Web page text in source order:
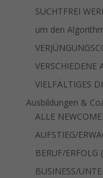
Produkt
SUCHTFREI
um den
VERSCHIEDENE
VIELFÄLTIGES
Ausbildungen &
ALLE
AUFSTIEG/
BERUF/ERFOLG
BUSINESS/